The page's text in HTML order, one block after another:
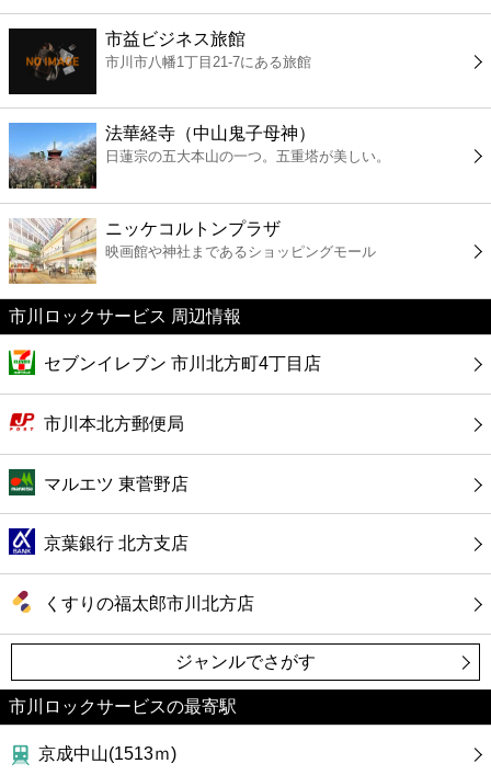
レジャー
書店
ファミレス
カフェ
ショッピング
銀行
公共
病院
ホテル
市益ビジネス旅館
市川市八幡1丁目21-7にある旅館
法華経寺（中山鬼子母神）
日蓮宗の五大本山の一つ。五重塔が美しい。
ニッケコルトンプラザ
映画館や神社まであるショッピングモール
市川ロックサービス 周辺情報
セブンイレブン 市川北方町4丁目店
市川本北方郵便局
マルエツ 東菅野店
京葉銀行 北方支店
くすりの福太郎市川北方店
ジャンルでさがす
市川ロックサービスの最寄駅
京成中山(1513ｍ)